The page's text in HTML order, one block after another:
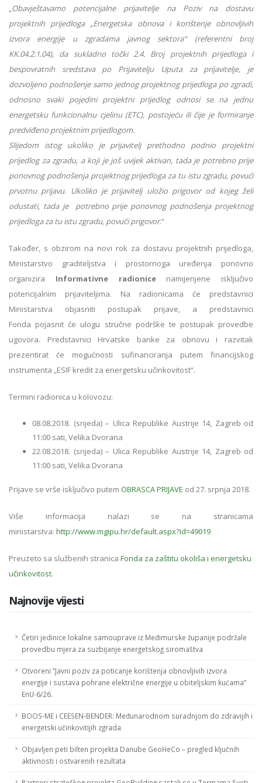
„Obavještavamo potencijalne prijavitelje na Poziv na dostavu
projektnih prijedloga „Energetska obnova i korištenje obnovljivih
izvora energije u zgradama javnog sektora“ (referentni broj
KK.04.2.1.04), da sukladno točki 2.4. Broj projektnih prijedloga i
bespovratnih sredstava po Prijavitelju Uputa za prijavitelje, je
dozvoljeno podnošenje samo jednog projektnog prijedloga po zgradi,
odnosno svaki pojedini projektni prijedlog odnosi se na jednu
energetsku funkcionalnu cjelinu (ETC), postojeću ili čije je formiranje
predviđeno projektnim prijedlogom.
Slijedom istog ukoliko je prijavitelj prethodno podnio projektni
prijedlog za zgradu, a koji je još uvijek aktivan, tada je potrebno prije
ponovnog podnošenja projektnog prijedloga za tu istu zgradu, povući
prvotnu prijavu. Ukoliko je prijavitelj uložio prigovor od kojeg želi
odustati, tada je potrebno prije ponovnog podnošenja projektnog
prijedloga za tu istu zgradu, povući prigovor.“
Također, s obzirom na novi rok za dostavu projektnih prijedloga,
Ministarstvo graditeljstva i prostornoga uređenja ponovno
organizira Informativne radionicenamijenjene isključivo
potencijalnim prijaviteljima. Na radionicama će predstavnici
Ministarstva objasniti postupak prijave, a predstavnici
Fonda pojasnit će ulogu stručne podrške te postupak provedbe
ugovora. Predstavnici Hrvatske banke za obnovu i razvitak
prezentirat će mogućnosti sufinanciranja putem financijskog
instrumenta „ESIF kredit za energetsku učinkovitost“.
Termini radionica u kolovozu:
08.08.2018. (srijeda) – Ulica Republike Austrije 14, Zagreb od
11:00 sati, Velika Dvorana
22.08.2018. (srijeda) – Ulica Republike Austrije 14, Zagreb od
11:00 sati, Velika Dvorana
Prijave se vrše isključivo putem OBRASCA PRIJAVE od 27. srpnja 2018.
Više informacija nalazi se na stranicama
ministarstva: http://www.mgipu.hr/default.aspx?id=49019
Preuzeto sa službenih stranica Fonda za zaštitu okoliša i energetsku
učinkovitost.
Najnovije vijesti
Četiri jedinice lokalne samouprave iz Međimurske županije podržale
provedbu mjera za suzbijanje energetskog siromaštva
Otvoreni “Javni poziv za poticanje korištenja obnovljivih izvora
energije i sustava pohrane električne energije u obiteljskim kućama”
EnU-6/26.
BOOS-ME i CEESEN-BENDER: Međunarodnom suradnjom do zdravijih i
energetski učinkovitijih zgrada
Objavljen peti bilten projekta Danube GeoHeCo – pregled ključnih
aktivnosti i ostvarenih rezultata